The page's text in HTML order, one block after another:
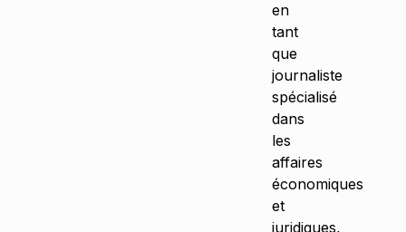
en
tant
que
journaliste
spécialisé
dans
les
affaires
économiques
et
juridiques,